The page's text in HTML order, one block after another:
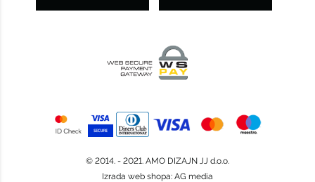
© 2014. - 2021. AMO DIZAJN JJ d.o.o.
Izrada web shopa: AG media